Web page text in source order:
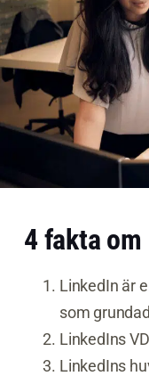
4 fakta
LinkedIn är
som
LinkedIns
LinkedIns